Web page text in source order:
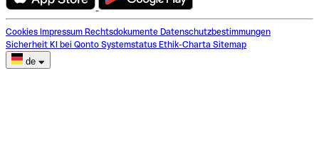
Cookies Impressum Rechtsdokumente Datenschutzbestimmungen
Sicherheit KI bei Qonto Systemstatus Ethik-Charta Sitemap
de